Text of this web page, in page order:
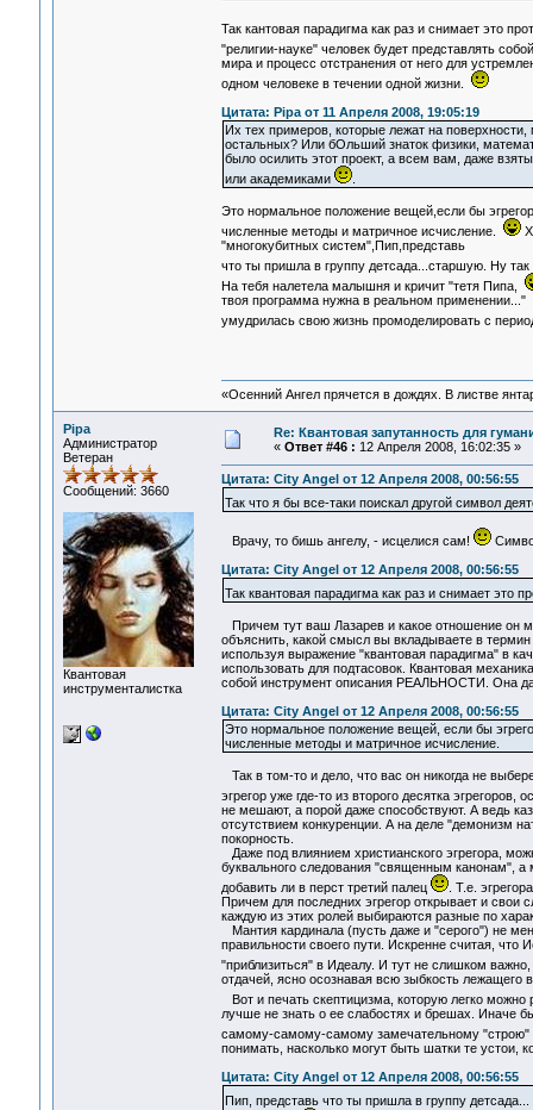
Так кантовая парадигма как раз и снимает это
"религии-науке" человек будет представлять
мира и процесс отстранения от него для
одном человеке в течении одной жизни.
Цитата: Pipa от 11 Апреля 2008, 19:05:19
Их тех примеров, которые лежат на
остальных? Или бОльший знаток физики,
было осилить этот проект, а всем вам, даже
или академиками
.
Это нормальное положение вещей,если бы
численные методы и матричное исчисление.
"многокубитных систем",Пип,представь
что ты пришла в группу детсада...старшую. Ну
На тебя налетела малышня и кричит "тетя Пипа,
твоя программа нужна в реальном применении..."
умудрилась свою жизнь промоделировать с
«Осенний Ангел прячется в дождях. В листве
Pipa
Администратор
Ветеран
Сообщений: 3660
Квантовая
инструменталистка
Re: Квантовая запутанность для
« Ответ #46 : 12 Апреля 2008, 16:02:35 »
Цитата: City Angel от 12 Апреля 2008, 00:56:55
Так что я бы все-таки поискал другой символ
Врачу, то бишь ангелу, - исцелися сам!
Цитата: City Angel от 12 Апреля 2008, 00:56:55
Так квантовая парадигма как раз и снимает это
Причем тут ваш Лазарев и какое отношение он
объяснить, какой смысл вы вкладываете в
используя выражение "квантовая парадигма" в
использовать для подтасовок. Квантовая
собой инструмент описания РЕАЛЬНОСТИ. Она
Цитата: City Angel от 12 Апреля 2008, 00:56:55
Это нормальное положение вещей, если бы
численные методы и матричное исчисление.
Так в том-то и дело, что вас он никогда не
эгрегор уже где-то из второго десятка
не мешают, а порой даже способствуют. А ведь
отсутствием конкуренции. А на деле "демонизм
покорность.
Даже под влиянием христианского эгрегора,
буквального следования "священным канонам",
добавить ли в перст третий палец
. Т.е.
Причем для последних эгрегор открывает и
каждую из этих ролей выбираются разные по
Мантия кардинала (пусть даже и "серого") не
правильности своего пути. Искренне считая,
"приблизиться" в Идеалу. И тут не слишком
отдачей, ясно осознавая всю зыбкость лежащего
Вот и печать скептицизма, которую легко
лучше не знать о ее слабостях и брешах. Иначе
самому-самому-самому замечательному "строю"
понимать, насколько могут быть шатки те устои,
Цитата: City Angel от 12 Апреля 2008, 00:56:55
Пип, представь что ты пришла в группу